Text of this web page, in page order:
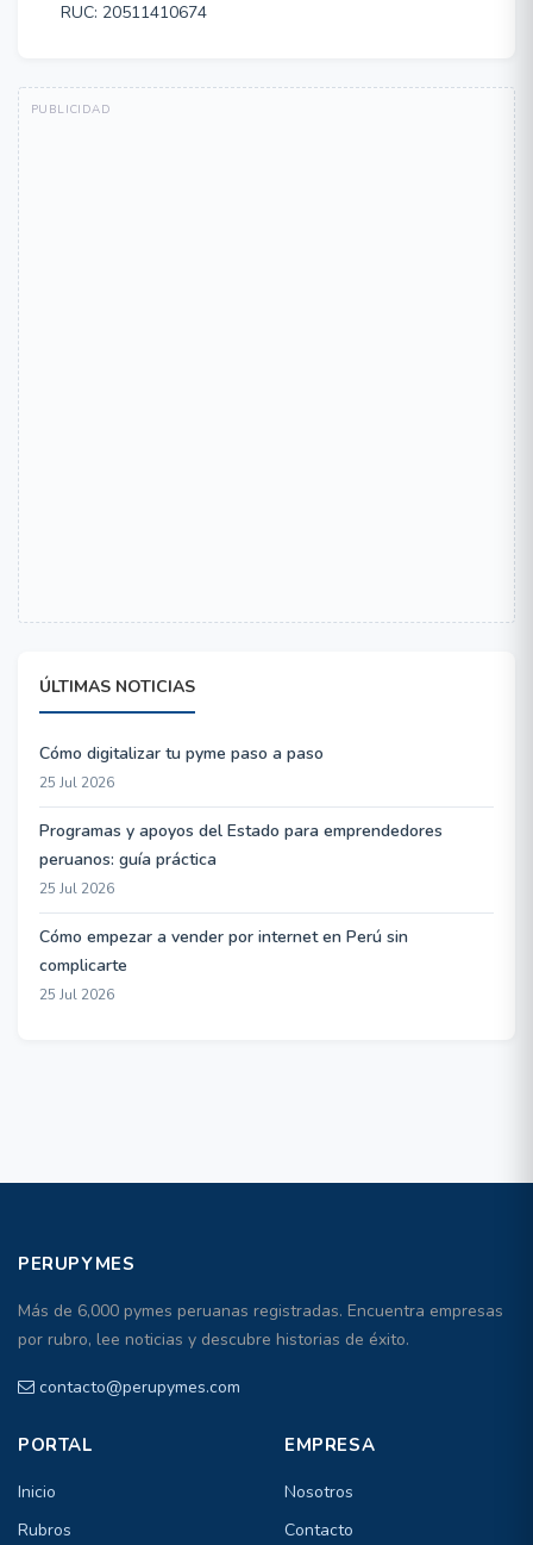
RUC: 20511410674
ÚLTIMAS NOTICIAS
Cómo digitalizar tu pyme paso a paso
25 Jul 2026
Programas y apoyos del Estado para emprendedores
peruanos: guía práctica
25 Jul 2026
Cómo empezar a vender por internet en Perú sin
complicarte
25 Jul 2026
PERUPYMES
Más de 6,000 pymes peruanas registradas. Encuentra empresas
por rubro, lee noticias y descubre historias de éxito.
contacto@perupymes.com
PORTAL
Inicio
Rubros
EMPRESA
Nosotros
Contacto